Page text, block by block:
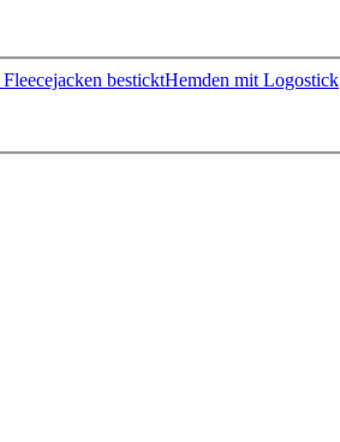
Fleecejacken besticktHemden mit Logostick